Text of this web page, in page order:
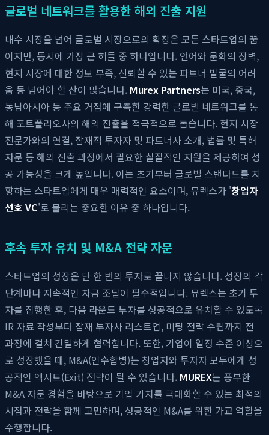
글로벌 네트워크를 활용한 해외 진출 지원
내수 시장을 넘어 글로벌 시장으로의 확장은 모든 스타트업의 꿈
이지만, 동시에 가장 큰 허들 중 하나입니다. 언어와 문화의 장벽,
현지 시장에 대한 정보 부족, 신뢰할 수 있는 파트너 발굴의 어려
움 등 넘어야 할 산이 많습니다. Murex Partners는 미국, 중국,
동남아시아 등 주요 거점에 구축한 강력한 글로벌 네트워크를 통
해 포트폴리오사의 해외 진출을 적극적으로 돕습니다. 현지 시장
전문가와의 연결, 잠재적 투자자 및 파트너사 소개, 법률 및 특허
자문 등 해외 진출 과정에서 필요한 실질적인 지원을 제공하여 성
공 가능성을 크게 높입니다. 이는 초기부터 글로벌 스탠다드를 지
향하는 스타트업에게 매우 매력적인 요소이며, 뮤렉스가 '창업자
선호 VC'로 불리는 중요한 이유 중 하나입니다.
후속 투자 유치 및 M&A 전략 자문
스타트업의 성장은 단 한 번의 투자로 끝나지 않습니다. 성장의 각
단계마다 지속적인 자금 조달이 필수적입니다. 뮤렉스는 초기 투
자를 집행한 후, 다음 라운드 투자를 성공적으로 유치할 수 있도록
IR 자료 작성부터 잠재 투자사 리스트업, 미팅 전략 수립까지 전
과정에 걸쳐 긴밀하게 협력합니다. 또한, 기업이 일정 수준 이상으
로 성장했을 때, M&A(인수합병)는 창업자와 투자자 모두에게 성
공적인 엑시트(Exit) 전략이 될 수 있습니다. MUREX는 풍부한
M&A 자문 경험을 바탕으로 기업 가치를 극대화할 수 있는 최적의
시점과 전략을 함께 고민하며, 성공적인 M&A를 위한 가교 역할을
수행합니다.